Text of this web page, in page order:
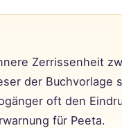
Zerrissenheit
der Buchvorlage
oft den
für Peeta.